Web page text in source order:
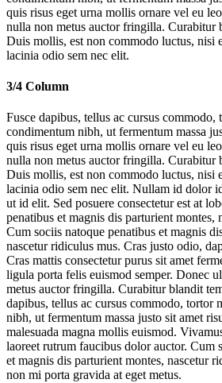
quis risus eget urna mollis ornare vel eu
nulla non metus auctor fringilla. Curabitur
Duis mollis, est non commodo luctus, nisi
lacinia odio sem nec elit.
3/4 Column
Fusce dapibus, tellus ac cursus commodo,
condimentum nibh, ut fermentum massa
quis risus eget urna mollis ornare vel eu
nulla non metus auctor fringilla. Curabitur
Duis mollis, est non commodo luctus, nisi
lacinia odio sem nec elit. Nullam id dolor
ut id elit. Sed posuere consectetur est at
penatibus et magnis dis parturient montes,
Cum sociis natoque penatibus et magnis
nascetur ridiculus mus. Cras justo odio,
Cras mattis consectetur purus sit amet
ligula porta felis euismod semper. Donec
metus auctor fringilla. Curabitur blandit
dapibus, tellus ac cursus commodo, tortor
nibh, ut fermentum massa justo sit amet
malesuada magna mollis euismod.
laoreet rutrum faucibus dolor auctor. Cum
et magnis dis parturient montes, nascetur
non mi porta gravida at eget metus.